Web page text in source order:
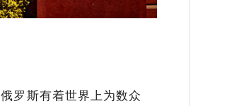
罗斯有着世界上为数众